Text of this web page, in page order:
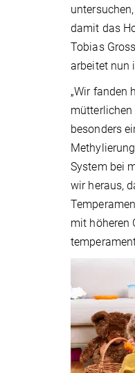
damit das
Tobias
arbeitet nun
„Wir fanden
mütterlichen
besonders
System bei
wir heraus,
mit höheren